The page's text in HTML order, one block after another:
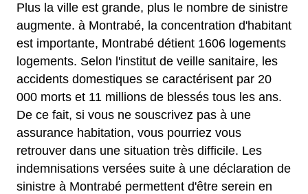
Plus la ville est grande, plus le nombre de sinistre
augmente. à Montrabé, la concentration d'habitant
est importante, Montrabé détient 1606 logements
logements. Selon l'institut de veille sanitaire, les
accidents domestiques se caractérisent par 20
000 morts et 11 millions de blessés tous les ans.
De ce fait, si vous ne souscrivez pas à une
assurance habitation, vous pourriez vous
retrouver dans une situation très difficile. Les
indemnisations versées suite à une déclaration de
sinistre à Montrabé permettent d'être serein en